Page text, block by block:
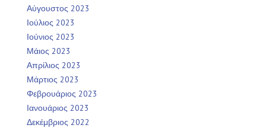
Αύγουστος 2023
Ιούλιος 2023
Ιούνιος 2023
Μάιος 2023
Απρίλιος 2023
Μάρτιος 2023
Φεβρουάριος 2023
Ιανουάριος 2023
Δεκέμβριος 2022